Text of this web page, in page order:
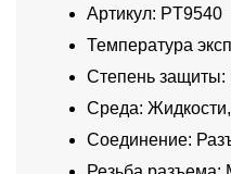
Артикул: PT9540
Температура
Степень защиты:
Среда:
Соединение: